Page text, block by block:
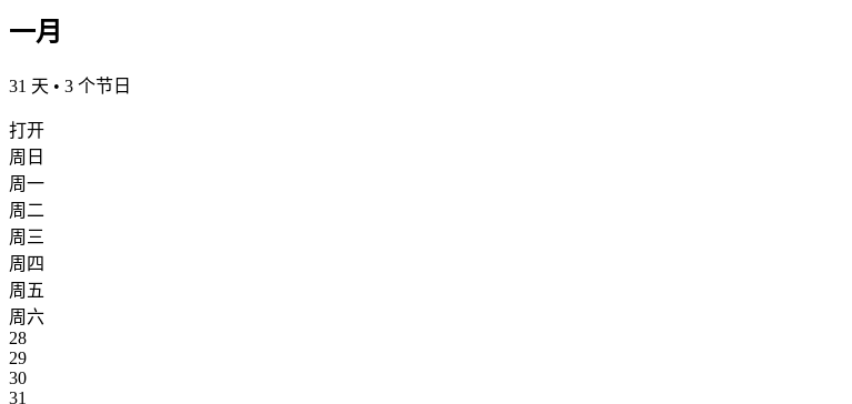
一月
31 天 • 3 个节日
打开
周日
周一
周二
周三
周四
周五
周六
28
29
30
31